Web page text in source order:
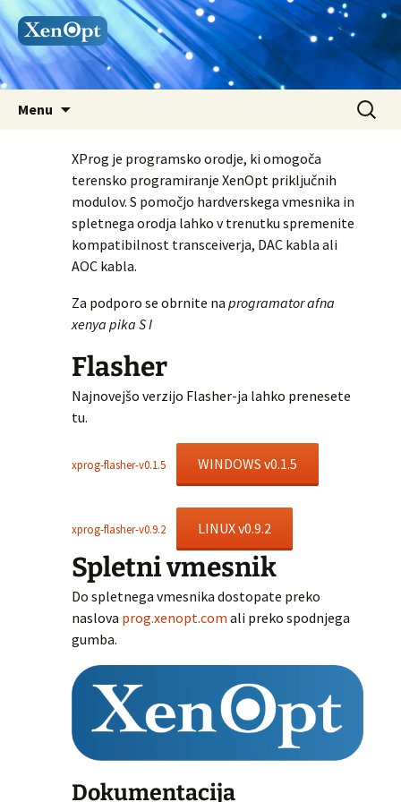
Menu
Search
for:
XProg je programsko orodje, ki omogoča
terensko programiranje XenOpt priključnih
modulov. S pomočjo hardverskega vmesnika in
spletnega orodja lahko v trenutku spremenite
kompatibilnost transceiverja, DAC kabla ali
AOC kabla.
Za podporo se obrnite na programator afna
xenya pika S I
Flasher
Najnovejšo verzijo Flasher-ja lahko prenesete
tu.
xprog-flasher-v0.1.5 WINDOWS v0.1.5
xprog-flasher-v0.9.2 LINUX v0.9.2
Spletni vmesnik
Do spletnega vmesnika dostopate preko
naslova prog.xenopt.com ali preko spodnjega
gumba.
Dokumentacija